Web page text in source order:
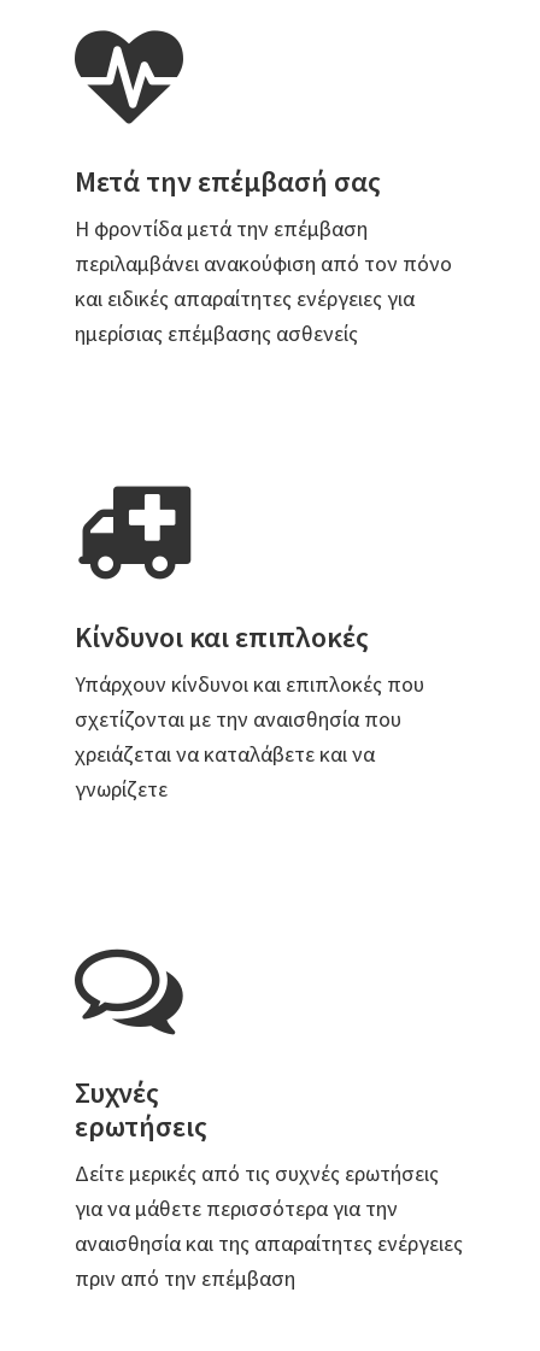
Μετά την επέμβασή σας
Η φροντίδα μετά την επέμβαση
περιλαμβάνει ανακούφιση από τον πόνο
και ειδικές απαραίτητες ενέργειες για
ημερίσιας επέμβασης ασθενείς
Κίνδυνοι και επιπλοκές
Υπάρχουν κίνδυνοι και επιπλοκές που
σχετίζονται με την αναισθησία που
χρειάζεται να καταλάβετε και να
γνωρίζετε
Συχνές
ερωτήσεις
Δείτε μερικές από τις συχνές ερωτήσεις
για να μάθετε περισσότερα για την
αναισθησία και της απαραίτητες ενέργειες
πριν από την επέμβαση